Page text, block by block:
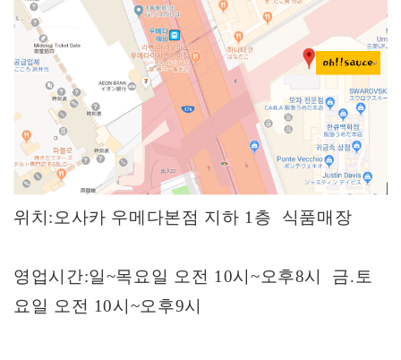
위치 : 오사카 우메다본점 지하 1 층 식품매장
영업시간:일~목요일 오전 10시 ~오후8시 금. 토
요일 오전 10시 ~오후9시